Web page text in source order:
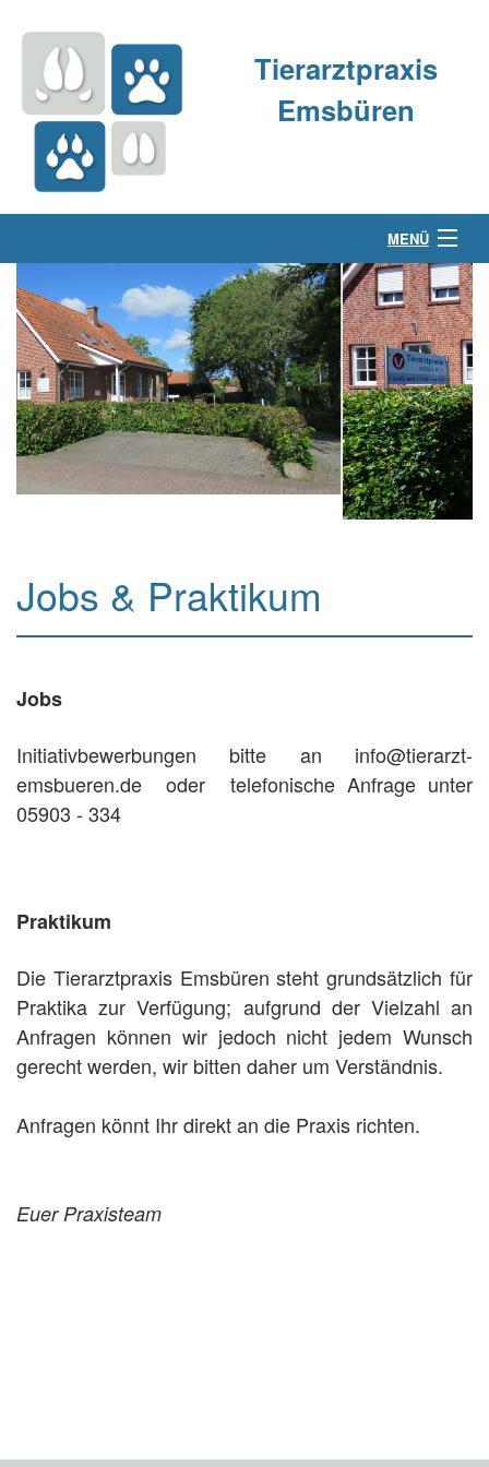
Tierarztpraxis
Emsbüren
MENÜ
Über uns
Kleintierpraxis
Großtierpraxis
Kontakt & Anfahrt
Jobs & Praktikum
Jobs
Initiativbewerbungen bitte an info@tierarzt-
emsbueren.de oder telefonische Anfrage unter
05903 - 334
Praktikum
Die Tierarztpraxis Emsbüren steht grundsätzlich für
Praktika zur Verfügung; aufgrund der Vielzahl an
Anfragen können wir jedoch nicht jedem Wunsch
gerecht werden, wir bitten daher um Verständnis.
Anfragen könnt Ihr direkt an die Praxis richten.
Euer Praxisteam